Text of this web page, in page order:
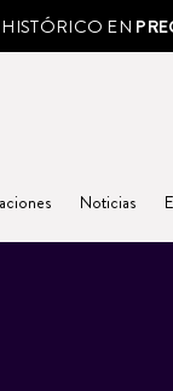
EN
Noticias